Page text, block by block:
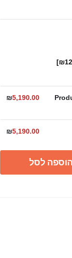
₪5,190.00
₪5,190.00
הוספה לסל